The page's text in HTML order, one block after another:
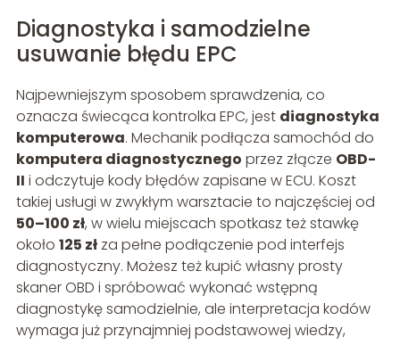
Diagnostyka i samodzielne
usuwanie błędu EPC
Najpewniejszym sposobem sprawdzenia, co
oznacza świecąca kontrolka EPC, jest diagnostyka
komputerowa. Mechanik podłącza samochód do
komputera diagnostycznego przez złącze OBD-
II i odczytuje kody błędów zapisane w ECU. Koszt
takiej usługi w zwykłym warsztacie to najczęściej od
50–100 zł, w wielu miejscach spotkasz też stawkę
około 125 złza pełne podłączenie pod interfejs
diagnostyczny. Możesz też kupić własny prosty
skaner OBD i spróbować wykonać wstępną
diagnostykę samodzielnie, ale interpretacja kodów
wymaga już przynajmniej podstawowej wiedzy,